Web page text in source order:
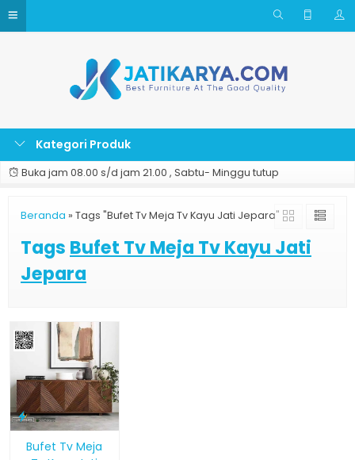
Kategori Produk
Buka jam 08.00 s/d jam 21.00 , Sabtu- Minggu tutup
Beranda » Tags "Bufet Tv Meja Tv Kayu Jati Jepara"
Tags Bufet Tv Meja Tv Kayu Jati
Jepara
Bufet Tv Meja